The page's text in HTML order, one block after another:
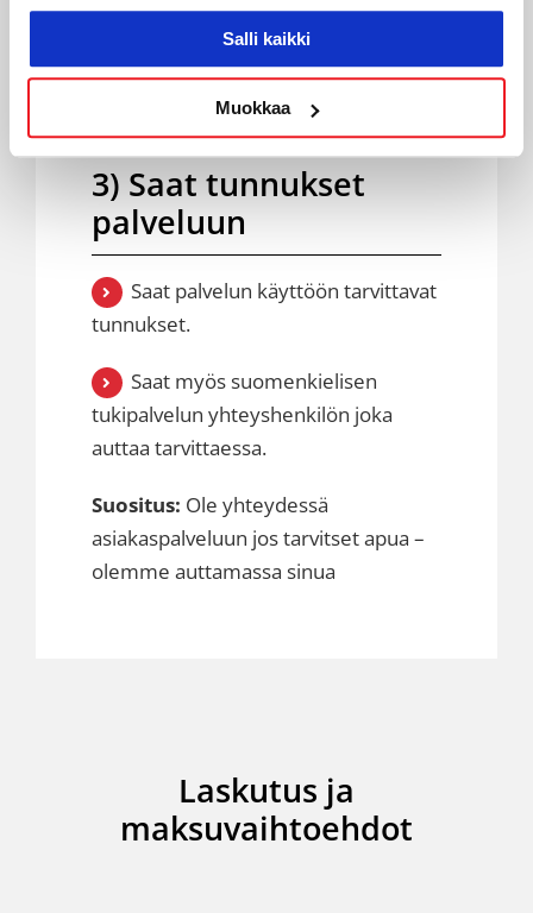
Salli kaikki
Muokkaa
3) Saat tunnukset
palveluun
Saat palvelun käyttöön tarvittavat
tunnukset.
Saat myös suomenkielisen
tukipalvelun yhteyshenkilön joka
auttaa tarvittaessa.
Suositus: Ole yhteydessä
asiakaspalveluun jos tarvitset apua –
olemme auttamassa sinua
Laskutus ja
maksuvaihtoehdot